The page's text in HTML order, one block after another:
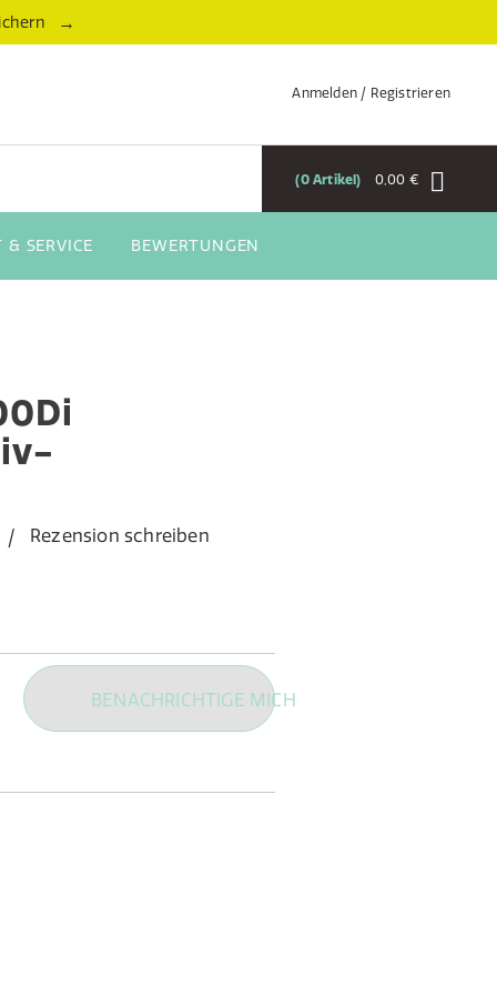
→
Anmelden / Registrieren
0,00 €
0Artikel
& SERVICE BEWERTUNGEN
Rezension schreiben
BENACHRICHTIGE MICH